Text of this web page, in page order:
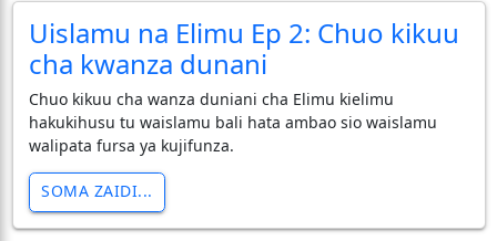
Uislamu na Elimu Ep 2: Chuo kikuu
cha kwanza dunani
Chuo kikuu cha wanza duniani cha Elimu kielimu
hakukihusu tu waislamu bali hata ambao sio waislamu
walipata fursa ya kujifunza.
SOMA ZAIDI...